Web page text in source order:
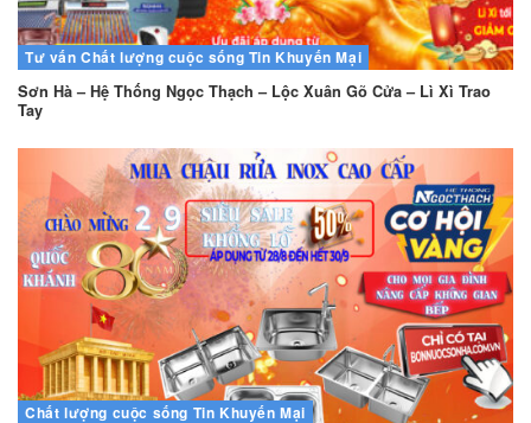
Tư vấn Chất lượng cuộc sống Tin Khuyến Mại
Sơn Hà – Hệ Thống Ngọc Thạch – Lộc Xuân Gõ Cửa – Lì Xì Trao
Tay
Chất lượng cuộc sống Tin Khuyến Mại